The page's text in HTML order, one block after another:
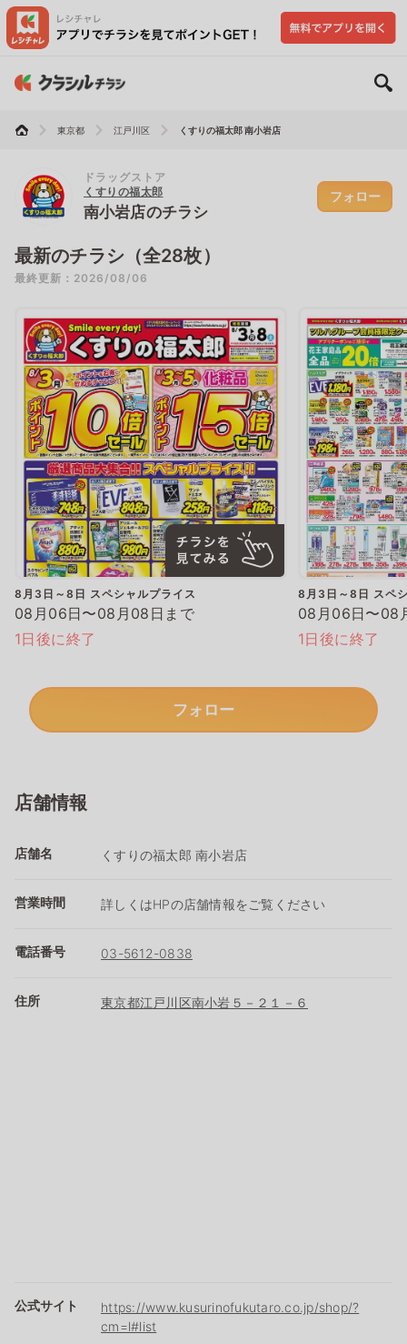
東京都 江戸川区 くすりの福太郎 南小岩店
ドラッグストア
くすりの福太郎
南小岩店のチラシ
フォロー
最新のチラシ（全28枚）
最終更新：2026/08/06
8月3日～8日 スペシャルプライス
08月06日〜08月08日まで
1日後に終了
8月3日～8日 スペ
08月06日〜08
1日後に終了
フォロー
店舗情報
店舗名 くすりの福太郎 南小岩店
営業時間 詳しくはHPの店舗情報をご覧ください
電話番号 03-5612-0838
住所 東京都江戸川区南小岩５－２１－６
公式サイト
https://www.kusurinofukutaro.co.jp/shop/?
cm=l#list